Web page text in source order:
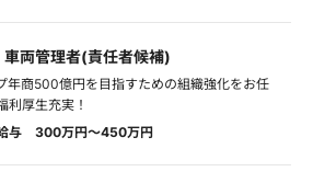
車両管理者(責任者候補)
年商500億円を目指すための組織強化をお任
利厚生充実！
与 300万円～450万円